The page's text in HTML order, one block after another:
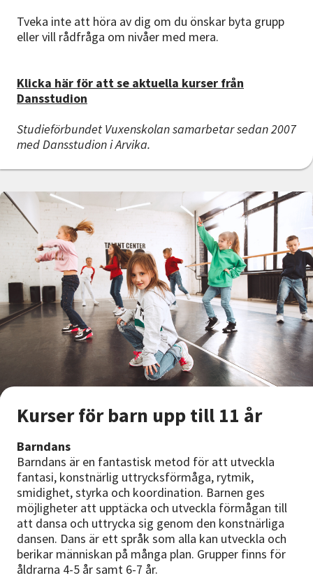
Tveka inte att höra av dig om du önskar byta grupp
eller vill rådfråga om nivåer med mera.
Klicka här för att se aktuella kurser från
Dansstudion
Studieförbundet Vuxenskolan samarbetar sedan 2007
med Dansstudion i Arvika.
Kurser för barn upp till 11 år
Barndans
Barndans är en fantastisk metod för att utveckla
fantasi, konstnärlig uttrycksförmåga, rytmik,
smidighet, styrka och koordination. Barnen ges
möjligheter att upptäcka och utveckla förmågan till
att dansa och uttrycka sig genom den konstnärliga
dansen. Dans är ett språk som alla kan utveckla och
berikar människan på många plan. Grupper finns för
åldrarna 4-5 år samt 6-7 år.